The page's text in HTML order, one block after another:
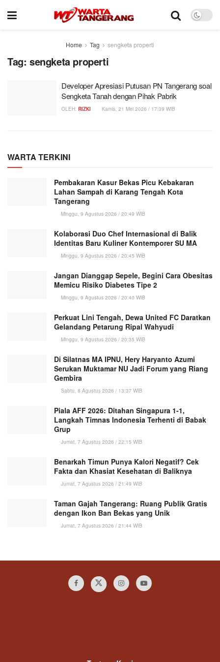
Home Tag sengketa properti
Tag: sengketa properti
Developer Apresiasi Putusan PN Tangerang soal
Sengketa Tanah dengan Pihak Pabrik
OLEH: RIZKI Kamis, 21 Mei 2026 / 17:39 WIB
WARTA TERKINI
Pembakaran Kasur Bekas Picu Kebakaran
Lahan Sampah di Karang Tengah Kota
Tangerang
Minggu, 9 Agustus 2026 / 20:49 WIB
Kolaborasi Duo Chef Internasional di Balik
Identitas Baru Kuliner Kontemporer SU MA
Minggu, 9 Agustus 2026 / 20:45 WIB
Jangan Dianggap Sepele, Begini Cara Obesitas
Memicu Risiko Diabetes Tipe 2
Minggu, 9 Agustus 2026 / 20:40 WIB
Perkuat Lini Tengah, Dewa United FC Daratkan
Gelandang Petarung Ripal Wahyudi
Minggu, 9 Agustus 2026 / 20:35 WIB
Di Silatnas MA IPNU, Hery Haryanto Azumi
Serukan Muktamar NU Jadi Forum yang Riang
Gembira
Sabtu, 8 Agustus 2026 / 13:37 WIB
Piala AFF 2026: Ditahan Singapura 1-1,
Langkah Timnas Indonesia Terhenti di Babak
Grup
Jumat, 7 Agustus 2026 / 22:15 WIB
Benarkah Timun Punya Kalori Negatif? Cek
Fakta dan Khasiat Kesehatan di Baliknya
Jumat, 7 Agustus 2026 / 21:49 WIB
Taman Gajah Tangerang: Ruang Publik Gratis
dengan Ikon Ban Bekas yang Unik
Jumat, 7 Agustus 2026 / 21:44 WIB